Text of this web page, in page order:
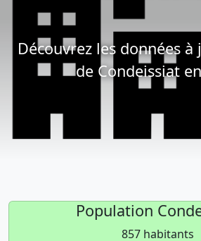
Découvrez les données
de Condeissiat
Population
857 habitants